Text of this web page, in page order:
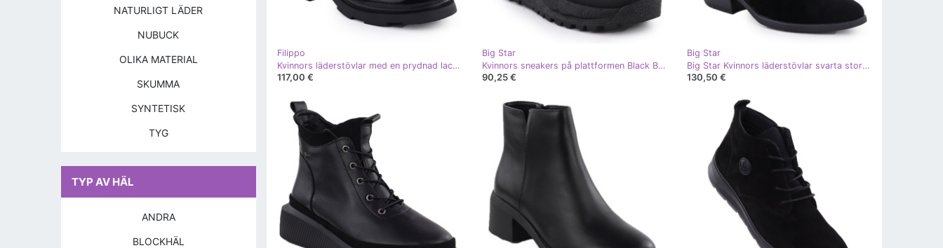
Filippo
Kvinnors läderstövlar med en prydnad lackerad svart filippo dbt6370
117,00 €
Big Star
Kvinnors sneakers på plattformen Black Big Star SS274509 svart
90,25 €
Big Star
Big Star Kvinnors läderstövlar svarta stora stjärna SS274462
130,50 €
NATURLIGT LÄDER
NUBUCK
OLIKA MATERIAL
SKUMMA
SYNTETISK
TYG
TYP AV HÄL
ANDRA
BLOCKHÄL